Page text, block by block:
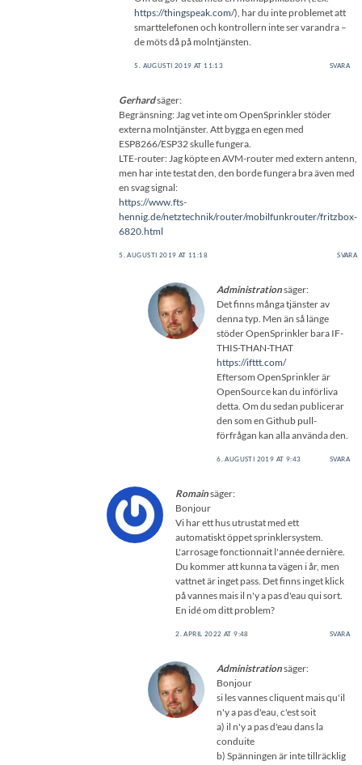
https://thingspeak.com/), har du inte problemet att
smarttelefonen och kontrollern inte ser varandra –
de möts då på molntjänsten.
5. AUGUSTI 2019 AT 11:13 SVARA
Gerhardsäger:
Begränsning: Jag vet inte om OpenSprinkler stöder
externa molntjänster. Att bygga en egen med
ESP8266/ESP32 skulle fungera.
LTE-router: Jag köpte en AVM-router med extern antenn,
men har inte testat den, den borde fungera bra även med
en svag signal:
https://www.fts-
hennig.de/netztechnik/router/mobilfunkrouter/fritzbox-
6820.html
5. AUGUSTI 2019 AT 11:18 SVARA
Administrationsäger:
Det finns många tjänster av
denna typ. Men än så länge
stöder OpenSprinkler bara IF-
THIS-THAN-THAT
https://ifttt.com/
Eftersom OpenSprinkler är
OpenSource kan du införliva
detta. Om du sedan publicerar
den som en Github pull-
förfrågan kan alla använda den.
6. AUGUSTI 2019 AT 9:43 SVARA
Romainsäger:
Bonjour
Vi har ett hus utrustat med ett
automatiskt öppet sprinklersystem.
L'arrosage fonctionnait l'année dernière.
Du kommer att kunna ta vägen i år, men
vattnet är inget pass. Det finns inget klick
på vannes mais il n'y a pas d'eau qui sort.
En idé om ditt problem?
2. APRIL 2022 AT 9:48 SVARA
Administrationsäger:
Bonjour
si les vannes cliquent mais qu'il
n'y a pas d'eau, c'est soit
a) il n'y a pas d'eau dans la
conduite
b) Spänningen är inte tillräcklig